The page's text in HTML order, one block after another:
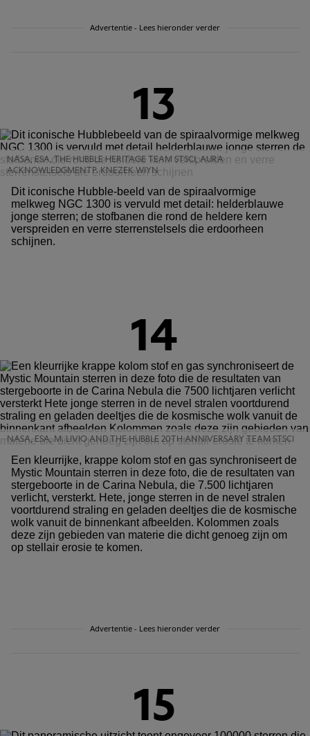
Advertentie - Lees hieronder verder
13
NASA, ESA, THE HUBBLE HERITAGE TEAM STSCI, AURA
ACKNOWLEDGMENTP. KNEZEK WIYN
Dit iconische Hubble-beeld van de spiraalvormige
melkweg NGC 1300 is vervuld met detail: helderblauwe
jonge sterren; de stofbanen die rond de heldere kern
verspreiden en verre sterrenstelsels die erdoorheen
schijnen.
14
NASA, ESA, M. LIVIO AND THE HUBBLE 20TH ANNIVERSARY TEAM STSCI
Een kleurrijke, krappe kolom stof en gas synchroniseert de
Mystic Mountain sterren in deze foto, die de resultaten van
stergeboorte in de Carina Nebula, die 7.500 lichtjaren
verlicht, versterkt. Hete, jonge sterren in de nevel stralen
voortdurend straling en geladen deeltjes die de kosmische
wolk vanuit de binnenkant afbeelden. Kolommen zoals
deze zijn gebieden van materie die dicht genoeg zijn om
op stellair erosie te komen.
Advertentie - Lees hieronder verder
15